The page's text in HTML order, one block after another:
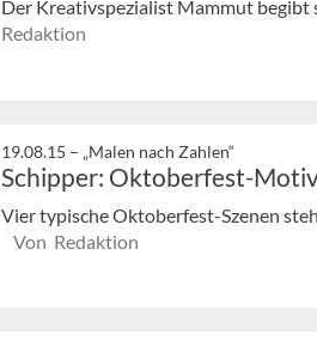
Der Kreativspezialist Mammut begibt
Redaktion
19.08.15 – „Malen nach Zahlen“
Schipper: Oktoberfest-
Vier typische Oktoberfest-Szenen
Von Redaktion